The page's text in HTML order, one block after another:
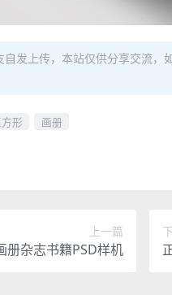
发上传，本站仅供分享交流
形 画册
上一篇
册杂志书籍PSD样机